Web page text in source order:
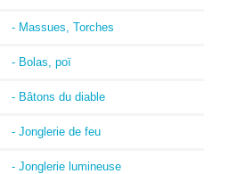
- Massues, Torches
- Bolas, poï
- Bâtons du diable
- Jonglerie de feu
- Jonglerie lumineuse